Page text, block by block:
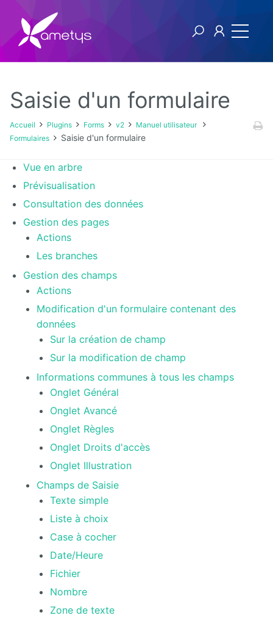
Plugins
NTLM
Bluemind
BPM
CaptchEtat
Cart
Classified
Ads
IO
ContentTypes
Editor
Dashboard
Explorer
starter
Exchange
Saisie d'un formulaire
Accueil Plugins Forms v2
Manuel utilisateur
Formulaires
Saisie d'un formulaire
Vue en arbre
Prévisualisation
Consultation des données
Gestion des pages
Actions
Les branches
Gestion des champs
Actions
Modification d'un formulaire contenant des
données
Sur la création de champ
Sur la modification de champ
Informations communes à tous les champs
Onglet Général
Onglet Avancé
Onglet Règles
Onglet Droits d'accès
Onglet Illustration
Champs de Saisie
Texte simple
Liste à choix
Case à cocher
Date/Heure
Fichier
Nombre
Zone de texte